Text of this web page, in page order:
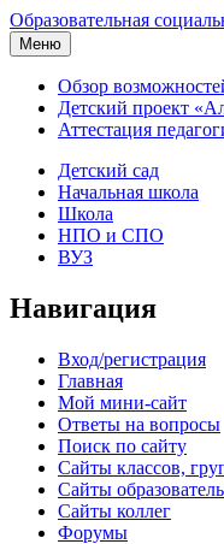
Образовательная
Меню
Обзор
Детский проект
Аттестация
Детский сад
Начальная школа
Школа
НПО и СПО
ВУЗ
Навигация
Вход/регистрация
Главная
Мой мини-сайт
Ответы на вопросы
Поиск по сайту
Сайты классов,
Сайты
Сайты коллег
Форумы